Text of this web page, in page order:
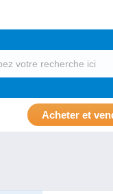
Acheter et